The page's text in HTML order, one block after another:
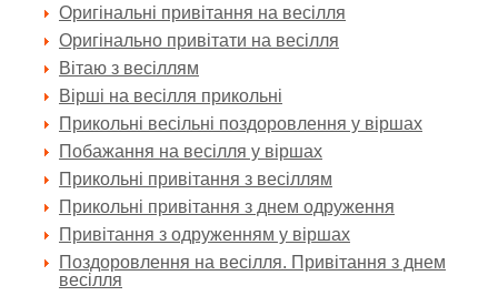
Оригінальні привітання на весілля
Оригінально привітати на весілля
Вітаю з весіллям
Вірші на весілля прикольні
Прикольні весільні поздоровлення у віршах
Побажання на весілля у віршах
Прикольні привітання з весіллям
Прикольні привітання з днем одруження
Привітання з одруженням у віршах
Поздоровлення на весілля. Привітання з днем
весілля